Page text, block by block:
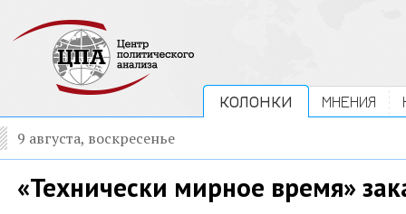
КОЛОНКИ МНЕНИЯ
9 августа, воскресенье
«Технически мирное время»